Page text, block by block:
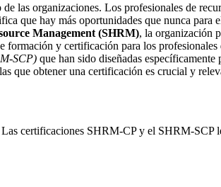
las organizaciones. Los profesionales de
que hay más oportunidades que nunca
Management (SHRM), la organización
formación y certificación para los
SCP) que han sido diseñadas
que obtener una certificación es crucial y
certificaciones SHRM-CP y el SHRM-